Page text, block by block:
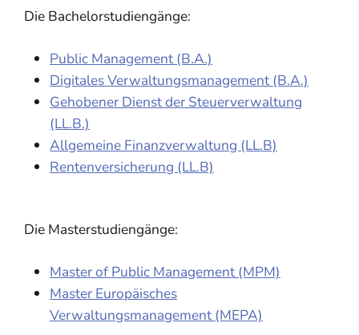
Die Bachelorstudiengänge:
Public Management (B.A.)
Digitales Verwaltungsmanagement (B.A.)
Gehobener Dienst der Steuerverwaltung
(LL.B.)
Allgemeine Finanzverwaltung (LL.B)
Rentenversicherung (LL.B)
Die Masterstudiengänge:
Master of Public Management (MPM)
Master Europäisches
Verwaltungsmanagement (MEPA)